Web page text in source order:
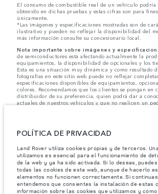
El consumo de combustible real de un vehículo podría
obtenido en dichas pruebas y estas cifras son para
únicamente.
*Las imágenes y especificaciones mostradas son de
ilustrativo y pueden no reflejar la disponibilidad del
más información consulte su concesionario local.
Nota importante sobre imágenes y
de semiconductores está afectando actualmente la
equipamientos, la disponibilidad de opcionales y los
Esta es una situación muy dinámica y como resultado
fotografías en este sitio web puede no reflejar
especificaciones disponibles de equipamientos,
colores. Recomendamos que los clientes se pongan en
distribuidor de su preferencia, quien podrá dar a
actuales de nuestros vehículos y que no realicen un
las especificaciones, el diseño y la producción de sus
accesorios, por lo que se producen modificaciones de
vendrán incluidas de serie. La información, las
y los colores que aparecen en esta página web se
especificaciones europeas. Estos pueden variar en
pueden ser modificados sin previo aviso. Algunos
equipamiento opcional y accesorios originales que
disponibles en todos los mercados. Ponte en contacto
local para consultar disponibilidad y precios.
POLÍTICA DE PRIVACIDAD
Land Rover utiliza cookies propias y de terceros.
utilizamos es esencial para el funcionamiento de
de la web y ya ha sido activada. Si lo deseas,
todas las cookies de esta web, aunque de hacerlo
elementos no funcionen correctamente. Si
entendemos que consientes la instalación de estas
información sobre las cookies que utilizamos y